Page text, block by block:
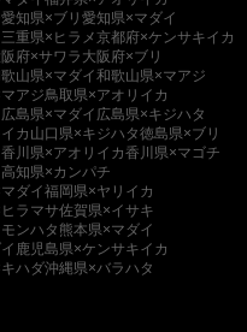
愛知県×ブリ 愛知県×マダイ
三重県×ヒラメ京都府×ケンサキイカ
府×サワラ 大阪府×ブリ
山県×マダイ和歌山県×マアジ
アジ鳥取県×アオリイカ
広島県×マダイ 広島県×キジハタ
カ 山口県×キジハタ徳島県×ブリ
香川県×アオリイカ香川県×マゴチ
高知県×カンパチ
ダイ福岡県×ヤリイカ
ラマサ佐賀県×イサキ
ンハタ 熊本県×マダイ
鹿児島県×ケンサキイカ
ハダ沖縄県×バラハタ